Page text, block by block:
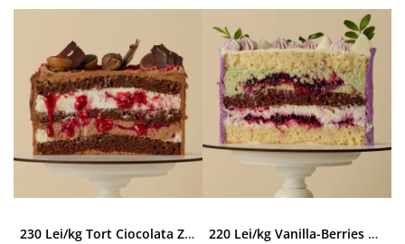
230 Lei/kg Tort Ciocolata Zmeura 220 Lei/kg Vanilla-Berries Paradise